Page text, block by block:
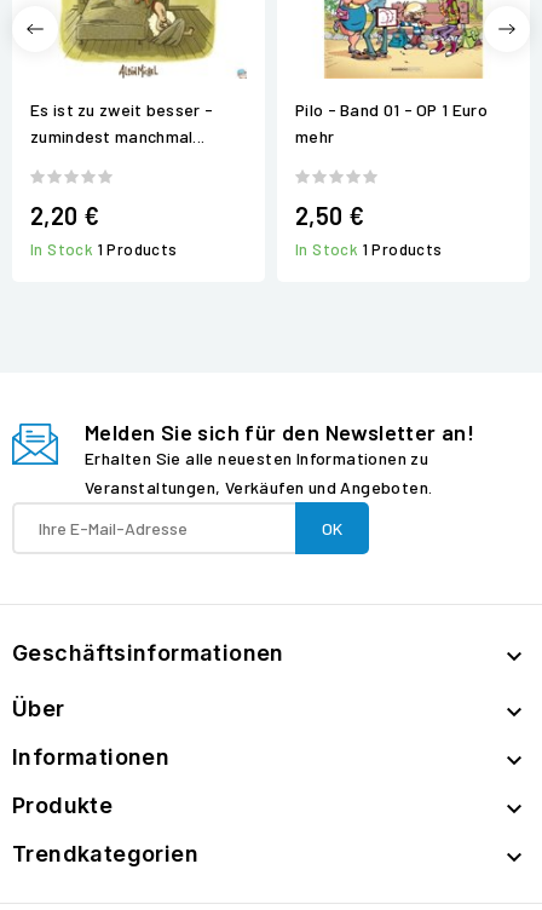
Es ist zu zweit besser -
zumindest manchmal...
2,20 €
In Stock 1 Products
Pilo - Band 01 - OP 1 Euro
mehr
2,50 €
In Stock 1 Products
Melden Sie sich für den Newsletter an!
Erhalten Sie alle neuesten Informationen zu
Veranstaltungen, Verkäufen und Angeboten.
Geschäftsinformationen 
Über 
Informationen 
Produkte 
Trendkategorien 